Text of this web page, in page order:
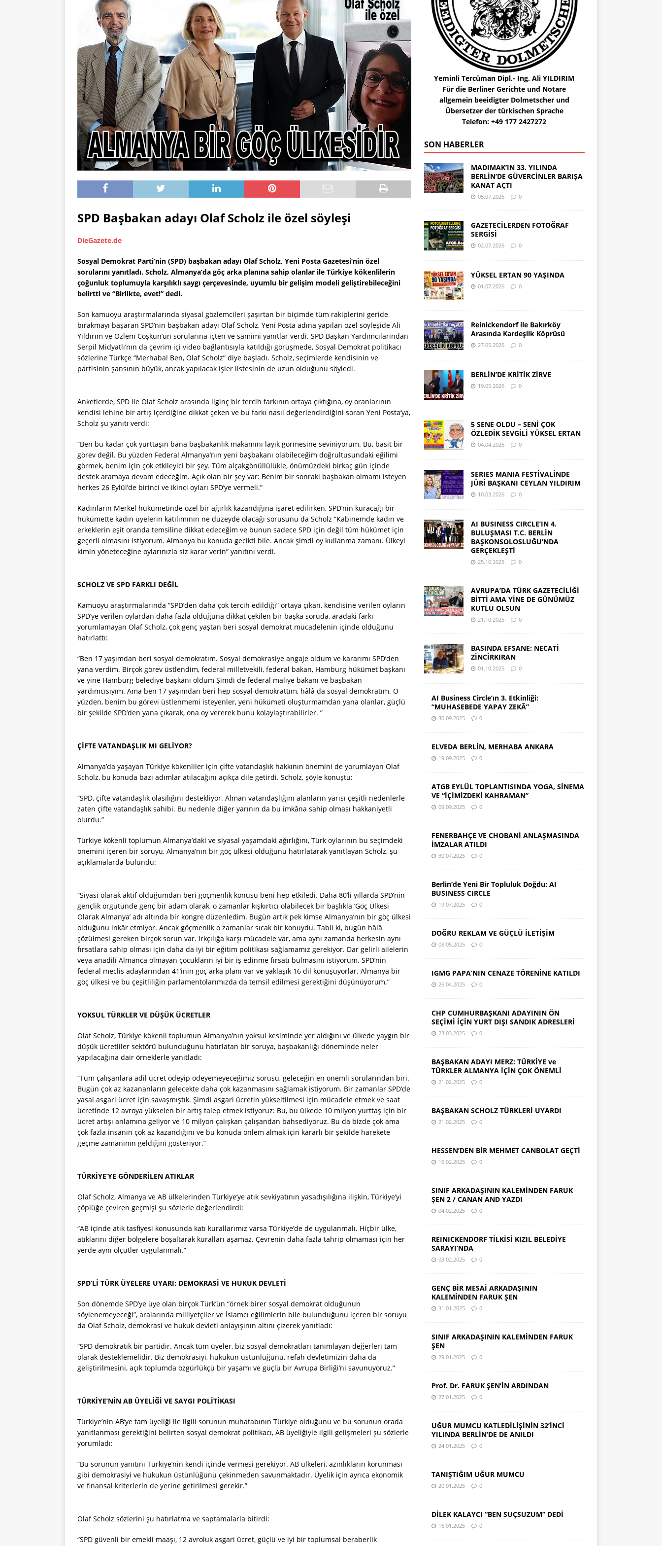
SPD Başbakan adayı Olaf Scholz ile özel söyleşi
DieGazete.de
Sosyal Demokrat Parti’nin (SPD) başbakan adayı Olaf Scholz, Yeni Posta Gazetesi’nin özel
sorularını yanıtladı. Scholz, Almanya’da göç arka planına sahip olanlar ile Türkiye kökenlilerin
çoğunluk toplumuyla karşılıklı saygı çerçevesinde, uyumlu bir gelişim modeli geliştirebileceğini
belirtti ve “Birlikte, evet!” dedi.
Son kamuoyu araştırmalarında siyasal gözlemcileri şaşırtan bir biçimde tüm rakiplerini geride
bırakmayı başaran SPD’nin başbakan adayı Olaf Scholz, Yeni Posta adına yapılan özel söyleşide Ali
Yıldırım ve Özlem Coşkun’un sorularına içten ve samimi yanıtlar verdi. SPD Başkan Yardımcılarından
Serpil Midyatlı’nın da çevrim içi video bağlantısıyla katıldığı görüşmede, Sosyal Demokrat politikacı
sözlerine Türkçe “Merhaba! Ben, Olaf Scholz” diye başladı. Scholz, seçimlerde kendisinin ve
partisinin şansının büyük, ancak yapılacak işler listesinin de uzun olduğunu söyledi.
Anketlerde, SPD ile Olaf Scholz arasında ilginç bir tercih farkının ortaya çıktığına, oy oranlarının
kendisi lehine bir artış içerdiğine dikkat çeken ve bu farkı nasıl değerlendirdiğini soran Yeni Posta’ya,
Scholz şu yanıtı verdi:
“Ben bu kadar çok yurttaşın bana başbakanlık makamını layık görmesine seviniyorum. Bu, basit bir
görev değil. Bu yüzden Federal Almanya’nın yeni başbakanı olabileceğim doğrultusundaki eğilimi
görmek, benim için çok etkileyici bir şey. Tüm alçakgönüllülükle, önümüzdeki birkaç gün içinde
destek aramaya devam edeceğim. Açık olan bir şey var: Benim bir sonraki başbakan olmamı isteyen
herkes 26 Eylül’de birinci ve ikinci oyları SPD’ye vermeli.”
Kadınların Merkel hükümetinde özel bir ağırlık kazandığına işaret edilirken, SPD’nin kuracağı bir
hükümette kadın üyelerin katılımının ne düzeyde olacağı sorusunu da Scholz “Kabinemde kadın ve
erkeklerin eşit oranda temsiline dikkat edeceğim ve bunun sadece SPD için değil tüm hükümet için
geçerli olmasını istiyorum. Almanya bu konuda gecikti bile. Ancak şimdi oy kullanma zamanı. Ülkeyi
kimin yöneteceğine oylarınızla siz karar verin” yanıtını verdi.
SCHOLZ VE SPD FARKLI DEĞİL
Kamuoyu araştırmalarında “SPD’den daha çok tercih edildiği” ortaya çıkan, kendisine verilen oyların
SPD’ye verilen oylardan daha fazla olduğuna dikkat çekilen bir başka soruda, aradaki farkı
yorumlamayan Olaf Scholz, çok genç yaştan beri sosyal demokrat mücadelenin içinde olduğunu
hatırlattı:
“Ben 17 yaşımdan beri sosyal demokratım. Sosyal demokrasiye angaje oldum ve kararımı SPD’den
yana verdim. Birçok görev üstlendim, federal milletvekili, federal bakan, Hamburg hükümet başkanı
ve yine Hamburg belediye başkanı oldum Şimdi de federal maliye bakanı ve başbakan
yardımcısıyım. Ama ben 17 yaşımdan beri hep sosyal demokrattım, hâlâ da sosyal demokratım. O
yüzden, benim bu görevi üstlenmemi isteyenler, yeni hükümeti oluşturmamdan yana olanlar, güçlü
bir şekilde SPD’den yana çıkarak, ona oy vererek bunu kolaylaştırabilirler. ”
ÇİFTE VATANDAŞLIK MI GELİYOR?
Almanya’da yaşayan Türkiye kökenliler için çifte vatandaşlık hakkının önemini de yorumlayan Olaf
Scholz, bu konuda bazı adımlar atılacağını açıkça dile getirdi. Scholz, şöyle konuştu:
“SPD, çifte vatandaşlık olasılığını destekliyor. Alman vatandaşlığını alanların yarısı çeşitli nedenlerle
zaten çifte vatandaşlık sahibi. Bu nedenle diğer yarının da bu imkâna sahip olması hakkaniyetli
olurdu.”
Türkiye kökenli toplumun Almanya’daki ve siyasal yaşamdaki ağırlığını, Türk oylarının bu seçimdeki
önemini içeren bir soruyu, Almanya’nın bir göç ülkesi olduğunu hatırlatarak yanıtlayan Scholz, şu
açıklamalarda bulundu:
“Siyasi olarak aktif olduğumdan beri göçmenlik konusu beni hep etkiledi. Daha 80’li yıllarda SPD’nin
gençlik örgütünde genç bir adam olarak, o zamanlar kışkırtıcı olabilecek bir başlıkla ‘Göç Ülkesi
Olarak Almanya’ adı altında bir kongre düzenledim. Bugün artık pek kimse Almanya’nın bir göç ülkesi
olduğunu inkâr etmiyor. Ancak göçmenlik o zamanlar sıcak bir konuydu. Tabii ki, bugün hâlâ
çözülmesi gereken birçok sorun var. Irkçılığa karşı mücadele var, ama aynı zamanda herkesin aynı
fırsatlara sahip olması için daha da iyi bir eğitim politikası sağlamamız gerekiyor. Dar gelirli ailelerin
veya anadili Almanca olmayan çocukların iyi bir iş edinme fırsatı bulmasını istiyorum. SPD’nin
federal meclis adaylarından 41’inin göç arka planı var ve yaklaşık 16 dil konuşuyorlar. Almanya bir
göç ülkesi ve bu çeşitliliğin parlamentolarımızda da temsil edilmesi gerektiğini düşünüyorum.”
YOKSUL TÜRKLER VE DÜŞÜK ÜCRETLER
Olaf Scholz, Türkiye kökenli toplumun Almanya’nın yoksul kesiminde yer aldığını ve ülkede yaygın bir
düşük ücretliler sektörü bulunduğunu hatırlatan bir soruya, başbakanlığı döneminde neler
yapılacağına dair örneklerle yanıtladı:
“Tüm çalışanlara adil ücret ödeyip ödeyemeyeceğimiz sorusu, geleceğin en önemli sorularından biri.
Bugün çok az kazananların gelecekte daha çok kazanmasını sağlamak istiyorum. Bir zamanlar SPD’de
yasal asgari ücret için savaşmıştık. Şimdi asgari ücretin yükseltilmesi için mücadele etmek ve saat
ücretinde 12 avroya yükselen bir artış talep etmek istiyoruz: Bu, bu ülkede 10 milyon yurttaş için bir
ücret artışı anlamına geliyor ve 10 milyon çalışkan çalışandan bahsediyoruz. Bu da bizde çok ama
çok fazla insanın çok az kazandığını ve bu konuda önlem almak için kararlı bir şekilde harekete
geçme zamanının geldiğini gösteriyor.”
TÜRKİYE’YE GÖNDERİLEN ATIKLAR
Olaf Scholz, Almanya ve AB ülkelerinden Türkiye’ye atık sevkiyatının yasadışılığına ilişkin, Türkiye’yi
çöplüğe çeviren geçmişi şu sözlerle değerlendirdi:
“AB içinde atık tasfiyesi konusunda katı kurallarımız varsa Türkiye’de de uygulanmalı. Hiçbir ülke,
atıklarını diğer bölgelere boşaltarak kuralları aşamaz. Çevrenin daha fazla tahrip olmaması için her
yerde aynı ölçütler uygulanmalı.”
SPD’Lİ TÜRK ÜYELERE UYARI: DEMOKRASİ VE HUKUK DEVLETİ
Son dönemde SPD’ye üye olan birçok Türk’ün “örnek birer sosyal demokrat olduğunun
söylenemeyeceği”, aralarında milliyetçiler ve İslamcı eğilimlerin bile bulunduğunu içeren bir soruyu
da Olaf Scholz, demokrasi ve hukuk devleti anlayışının altını çizerek yanıtladı:
“SPD demokratik bir partidir. Ancak tüm üyeler, biz sosyal demokratları tanımlayan değerleri tam
olarak desteklemelidir. Biz demokrasiyi, hukukun üstünlüğünü, refah devletimizin daha da
geliştirilmesini, açık toplumda özgürlükçü bir yaşamı ve güçlü bir Avrupa Birliği’ni savunuyoruz.”
TÜRKİYE’NİN AB ÜYELİĞİ VE SAYGI POLİTİKASI
Türkiye’nin AB’ye tam üyeliği ile ilgili sorunun muhatabının Türkiye olduğunu ve bu sorunun orada
yanıtlanması gerektiğini belirten sosyal demokrat politikacı, AB üyeliğiyle ilgili gelişmeleri şu sözlerle
yorumladı:
“Bu sorunun yanıtını Türkiye’nin kendi içinde vermesi gerekiyor. AB ülkeleri, azınlıkların korunması
gibi demokrasiyi ve hukukun üstünlüğünü çekinmeden savunmaktadır. Üyelik için ayrıca ekonomik
ve finansal kriterlerin de yerine getirilmesi gerekir.”
Olaf Scholz sözlerini şu hatırlatma ve saptamalarla bitirdi:
“SPD güvenli bir emekli maaşı, 12 avroluk asgari ücret, güçlü ve iyi bir toplumsal beraberlik
Yeminli Tercüman Dipl.- Ing. Ali YILDIRIM
Für die Berliner Gerichte und Notare
allgemein beeidigter Dolmetscher und
Übersetzer der türkischen Sprache
Telefon: +49 177 2427272
SON HABERLER
MADIMAK’IN 33. YILINDA
BERLİN’DE GÜVERCİNLER BARIŞA
KANAT AÇTI
05.07.2026 0
GAZETECİLERDEN FOTOĞRAF
SERGİSİ
02.07.2026 0
YÜKSEL ERTAN 90 YAŞINDA
01.07.2026 0
Reinickendorf ile Bakırköy
Arasında Kardeşlik Köprüsü
27.05.2026 0
BERLİN’DE KRİTİK ZİRVE
19.05.2026 0
5 SENE OLDU – SENİ ÇOK
ÖZLEDİK SEVGİLİ YÜKSEL ERTAN
04.04.2026 0
SERIES MANIA FESTİVALİNDE
JÜRİ BAŞKANI CEYLAN YILDIRIM
10.03.2026 0
AI BUSINESS CIRCLE’IN 4.
BULUŞMASI T.C. BERLİN
BAŞKONSOLOSLUĞU’NDA
GERÇEKLEŞTİ
25.10.2025 0
AVRUPA’DA TÜRK GAZETECİLİĞİ
BİTTİ AMA YİNE DE GÜNÜMÜZ
KUTLU OLSUN
21.10.2025 0
BASINDA EFSANE: NECATİ
ZİNCİRKIRAN
01.10.2025 0
AI Business Circle’ın 3. Etkinliği:
“MUHASEBEDE YAPAY ZEKÂ”
30.09.2025 0
ELVEDA BERLİN, MERHABA ANKARA
19.09.2025 0
ATGB EYLÜL TOPLANTISINDA YOGA, SİNEMA
VE “İÇİMİZDEKİ KAHRAMAN”
09.09.2025 0
FENERBAHÇE VE CHOBANİ ANLAŞMASINDA
İMZALAR ATILDI
30.07.2025 0
Berlin’de Yeni Bir Topluluk Doğdu: AI
BUSINESS CIRCLE
19.07.2025 0
DOĞRU REKLAM VE GÜÇLÜ İLETİŞİM
08.05.2025 0
IGMG PAPA’NIN CENAZE TÖRENİNE KATILDI
26.04.2025 0
CHP CUMHURBAŞKANI ADAYININ ÖN
SEÇİMİ İÇİN YURT DIŞI SANDIK ADRESLERİ
23.03.2025 0
BAŞBAKAN ADAYI MERZ: TÜRKİYE ve
TÜRKLER ALMANYA İÇİN ÇOK ÖNEMLİ
21.02.2025 0
BAŞBAKAN SCHOLZ TÜRKLERİ UYARDI
21.02.2025 0
HESSEN’DEN BİR MEHMET CANBOLAT GEÇTİ
16.02.2025 0
SINIF ARKADAŞININ KALEMİNDEN FARUK
ŞEN 2 / CANAN AND YAZDI
04.02.2025 0
REINICKENDORF TİLKİSİ KIZIL BELEDİYE
SARAYI’NDA
03.02.2025 0
GENÇ BİR MESAİ ARKADAŞININ
KALEMİNDEN FARUK ŞEN
31.01.2025 0
SINIF ARKADAŞININ KALEMİNDEN FARUK
ŞEN
29.01.2025 0
Prof. Dr. FARUK ŞEN’İN ARDINDAN
27.01.2025 0
UĞUR MUMCU KATLEDİLİŞİNİN 32’İNCİ
YILINDA BERLİN’DE DE ANILDI
24.01.2025 0
TANIŞTIĞIM UĞUR MUMCU
20.01.2025 0
DİLEK KALAYCI “BEN SUÇSUZUM” DEDİ
16.01.2025 0